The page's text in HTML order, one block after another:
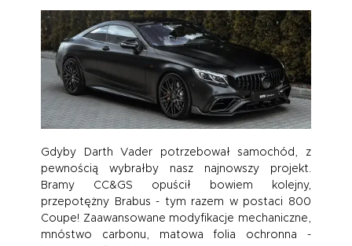
Gdyby Darth Vader potrzebował samochód, z
pewnością wybrałby nasz najnowszy projekt.
Bramy CC&GS opuścił bowiem kolejny,
przepotężny Brabus - tym razem w postaci 800
Coupe! Zaawansowane modyfikacje mechaniczne,
mnóstwo carbonu, matowa folia ochronna -